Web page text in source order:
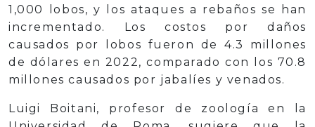
1,000 lobos, y los ataques a rebaños se han
incrementado. Los costos por daños
causados por lobos fueron de 4.3 millones
de dólares en 2022, comparado con los 70.8
millones causados por jabalíes y venados.
Luigi Boitani, profesor de zoología en la